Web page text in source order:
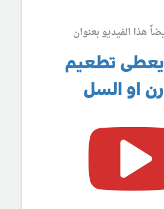
هذا الفيديو بعنوان
تطعيم
او السل